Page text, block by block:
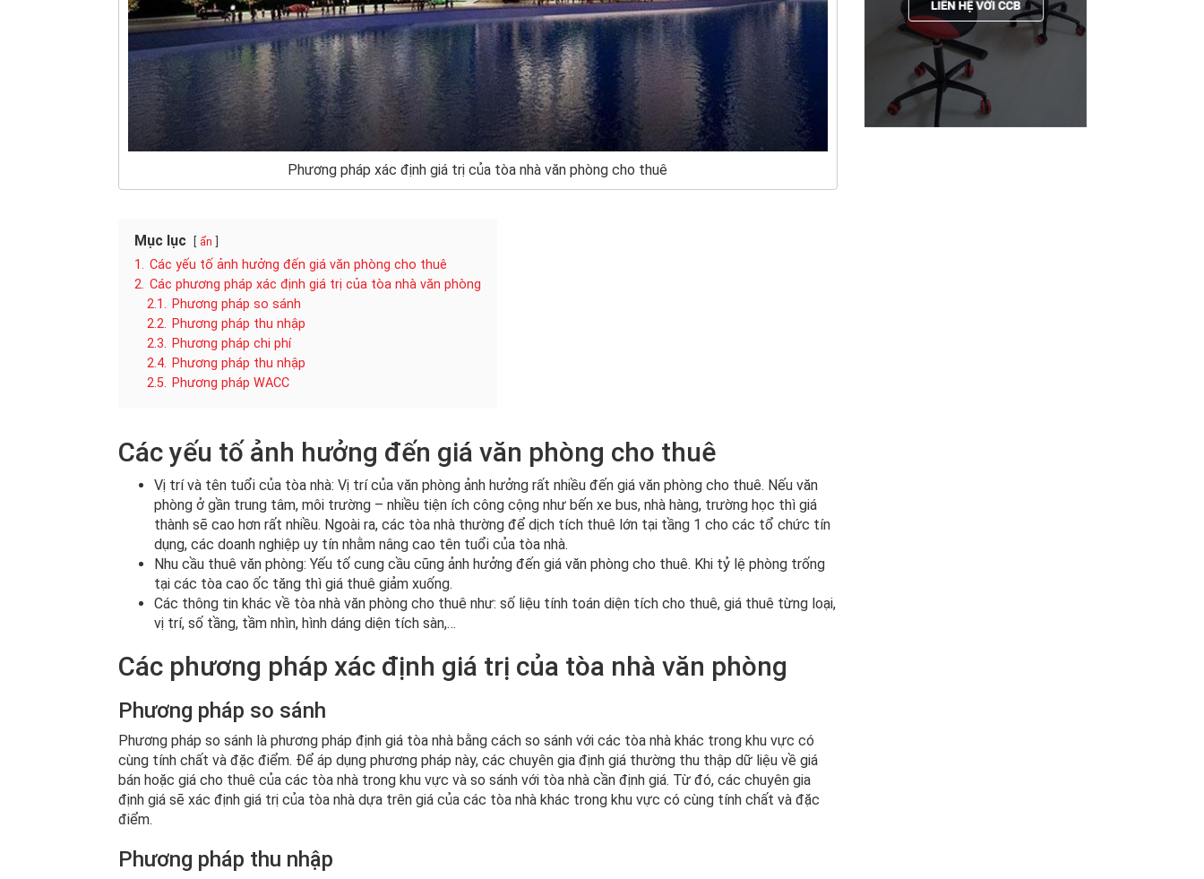
Phương pháp xác định giá trị của tòa nhà văn phòng cho thuê
Mục lục ẩn
1. Các yếu tố ảnh hưởng đến giá văn phòng cho thuê
2. Các phương pháp xác định giá trị của tòa nhà văn phòng
2.1. Phương pháp so sánh
2.2. Phương pháp thu nhập
2.3. Phương pháp chi phí
2.4. Phương pháp thu nhập
2.5. Phương pháp WACC
Các yếu tố ảnh hưởng đến giá văn phòng cho thuê
Vị trí và tên tuổi của tòa nhà: Vị trí của văn phòng ảnh hưởng rất nhiều đến giá văn phòng cho thuê. Nếu văn
phòng ở gần trung tâm, môi trường – nhiều tiện ích công cộng như bến xe bus, nhà hàng, trường học thì giá
thành sẽ cao hơn rất nhiều. Ngoài ra, các tòa nhà thường để dịch tích thuê lớn tại tầng 1 cho các tổ chức tín
dụng, các doanh nghiệp uy tín nhằm nâng cao tên tuổi của tòa nhà.
Nhu cầu thuê văn phòng: Yếu tố cung cầu cũng ảnh hưởng đến giá văn phòng cho thuê. Khi tỷ lệ phòng trống
tại các tòa cao ốc tăng thì giá thuê giảm xuống.
Các thông tin khác về tòa nhà văn phòng cho thuê như: số liệu tính toán diện tích cho thuê, giá thuê từng loại,
vị trí, số tầng, tầm nhìn, hình dáng diện tích sàn,…
Các phương pháp xác định giá trị của tòa nhà văn phòng
Phương pháp so sánh
Phương pháp so sánh là phương pháp định giá tòa nhà bằng cách so sánh với các tòa nhà khác trong khu vực có
cùng tính chất và đặc điểm. Để áp dụng phương pháp này, các chuyên gia định giá thường thu thập dữ liệu về giá
bán hoặc giá cho thuê của các tòa nhà trong khu vực và so sánh với tòa nhà cần định giá. Từ đó, các chuyên gia
định giá sẽ xác định giá trị của tòa nhà dựa trên giá của các tòa nhà khác trong khu vực có cùng tính chất và đặc
điểm.
Phương pháp thu nhập